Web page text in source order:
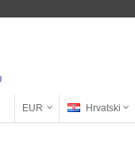
EUR Hrvatski